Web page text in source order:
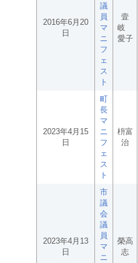
2016年6月20
日
議
員
マ
ニ
フ
ェ
ス
ト
壹
岐
愛子
2023年4月15
日
町
長
マ
ニ
フ
ェ
ス
ト
枡富
治
2023年4月13
日
市
議
会
議
員
マ
ニ
榮高
志